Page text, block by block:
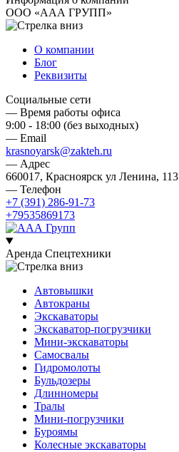
ООО «ААА ГРУПП»
О компании
Блог
Реквизиты
Социальные сети
— Время работы офиса
9:00 - 18:00 (без выходных)
— Email
krasnoyarsk@zakteh.ru
— Адрес
660017, Красноярск ул Ленина, 113
— Телефон
+7 (391) 286-91-73
+79535869173
Аренда Спецтехники
Автовышки
Автокраны
Экскаваторы
Экскаватор-погрузчики
Мини-экскаваторы
Самосвалы
Гидромолоты
Бульдозеры
Длинномеры
Тралы
Мини-погрузчики
Буроямы
Колесные экскаваторы